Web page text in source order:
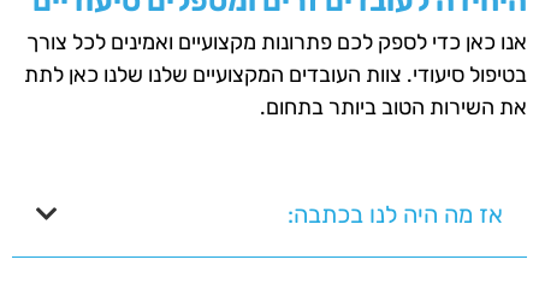
אנו כאן כדי לספק לכם פתרונות מקצועיים ואמינים לכל צורך
בטיפול סיעודי. צוות העובדים המקצועיים שלנו שלנו כאן לתת
את השירות הטוב ביותר בתחום.
אז מה היה לנו בכתבה: